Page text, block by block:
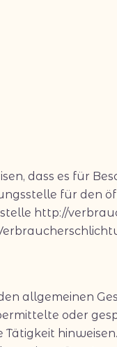
dass es für
für den
http://
allgemeinen
oder
hinweisen.